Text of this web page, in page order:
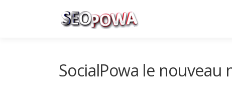
SocialPowa le nouveau